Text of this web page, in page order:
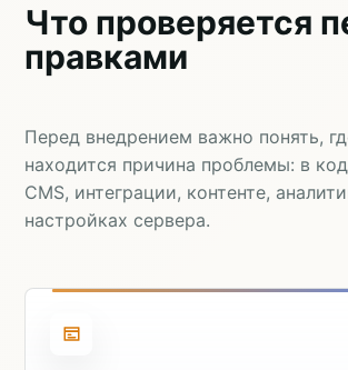
Что проверяется
правками
Перед внедрением важно понять,
находится причина проблемы: в
CMS, интеграции, контенте,
настройках сервера.